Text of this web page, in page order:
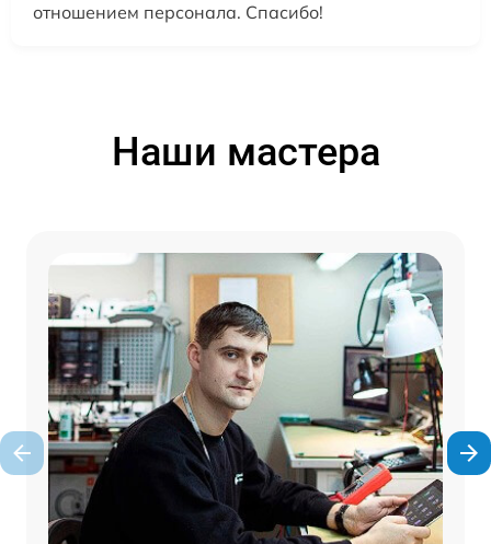
отношением персонала. Спасибо!
Наши мастера